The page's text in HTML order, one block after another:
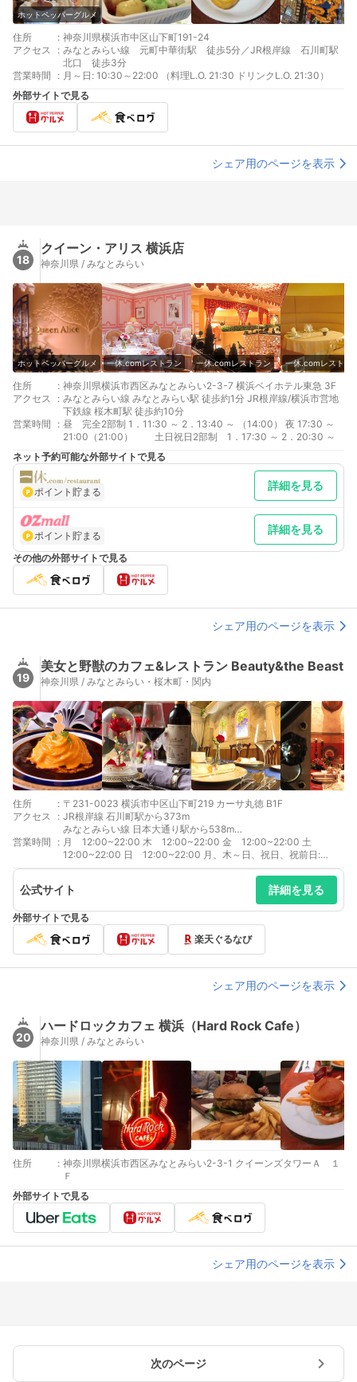
ホットペッパーグルメ
住所 : 神奈川県横浜市中区山下町191-24
アクセス
: みなとみらい線 元町中華街駅 徒歩5分／JR根岸線 石川町駅
北口 徒歩3分
営業時間
: 月～日: 10:30～22:00 （料理L.O. 21:30 ドリンクL.O. 21:30）
外部サイトで見る
シェア用のページを表示
18
クイーン・アリス 横浜店
神奈川県 / みなとみらい
ホットペッパーグルメ 一休.comレストラン 一休.comレストラン 一休.comレストラ
住所 : 神奈川県横浜市西区みなとみらい2-3-7 横浜ベイホテル東急 3F
アクセス
: みなとみらい線 みなとみらい駅 徒歩約1分 JR根岸線/横浜市営地
下鉄線 桜木町駅 徒歩約10分
営業時間
: 昼 完全2部制 1．11:30 ～ 2．13:40 ～ （14:00） 夜 17:30 ～
21:00（21:00） 土日祝日2部制 1．17:30 ～ 2．20:30 ～
ネット予約可能な外部サイトで見る
ポイント貯まる 詳細を見る
ポイント貯まる 詳細を見る
その他の外部サイトで見る
シェア用のページを表示
19
美女と野獣のカフェ&レストラン Beauty&the Beast
神奈川県 / みなとみらい・桜木町・関内
住所 : 〒231-0023 横浜市中区山下町219 カーサ丸徳 B1F
アクセス
: JR根岸線 石川町駅から373m
みなとみらい線 日本大通り駅から538m
みなとみらい線 元町・中華街駅から601m
営業時間 : 月 12:00~22:00 木 12:00~22:00 金 12:00~22:00 土
12:00~22:00 日 12:00~22:00 月、木～日、祝日、祝前日:
12:00～22:00 （料理L.O. 19:30 ドリンクL.O. 19:30） 新型コロ
ナウイルス感染拡大防止対策として、自治体からの時短営業要請
により時短営業をいたします。 ご予約状況により、閉店時間を早
公式サイト 詳細を見る
外部サイトで見る
楽天ぐるなび
シェア用のページを表示
20
ハードロックカフェ 横浜（Hard Rock Cafe）
神奈川県 / みなとみらい
住所 : 神奈川県横浜市西区みなとみらい2-3-1 クイーンズタワーＡ １
Ｆ
外部サイトで見る
シェア用のページを表示
次のページ